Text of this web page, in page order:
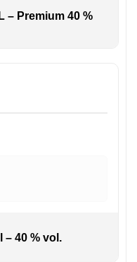
– Premium 40 %
– 40 % vol.